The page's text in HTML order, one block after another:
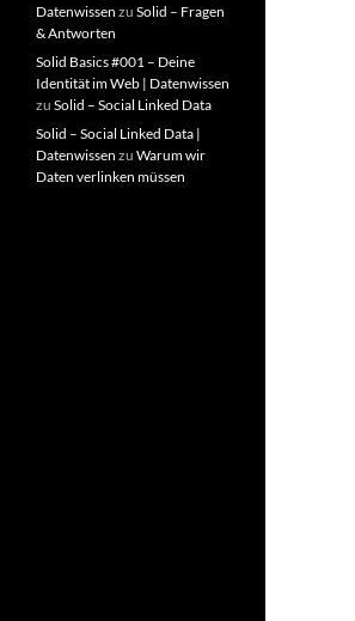
Datenwissen zu Solid – Fragen
& Antworten
Solid Basics #001 – Deine
Identität im Web | Datenwissen
zu Solid – Social Linked Data
Solid – Social Linked Data |
Datenwissen zu Warum wir
Daten verlinken müssen